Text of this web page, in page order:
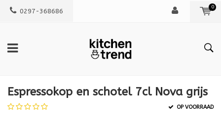
0297-368686
0
Espressokop en schotel 7cl Nova grijs
OP VOORRAAD